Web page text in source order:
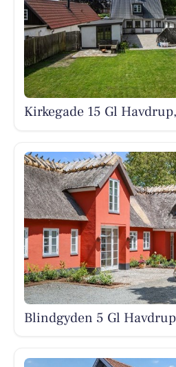
Kirkegade 15 Gl
Blindgyden 5 Gl